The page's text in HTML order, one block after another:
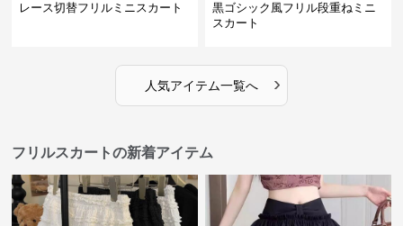
レース切替フリルミニスカート
黒ゴシック風フリル段重ねミニ
スカート
人気アイテム一覧へ ›
フリルスカートの新着アイテム